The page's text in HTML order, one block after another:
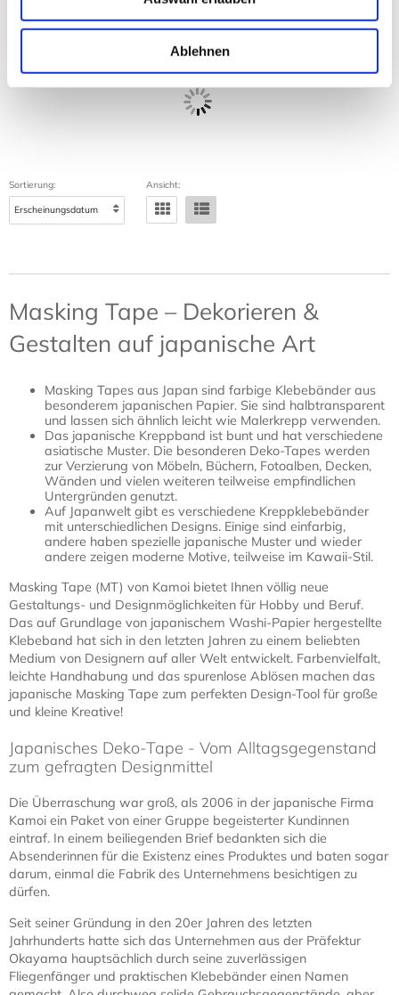
Ablehnen
Masking Tape – Gold 50
mm
Masking Tape –
18,50 € *
Zum Produkt
Masking Tape –
Wakamidori 50 mm
Zum Produkt
Masking Tape – Shocking
Yellow 100 mm
Zum Produkt
Masking Tape – Shocking
Yellow 50 mm
Zum Produkt
Masking Tape – Yellow